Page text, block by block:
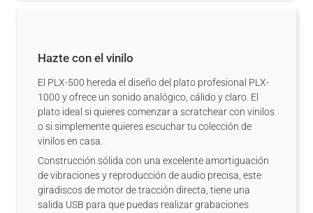
Hazte con el vinilo
El PLX-500 hereda el diseño del plato profesional PLX-
1000 y ofrece un sonido analógico, cálido y claro. El
plato ideal si quieres comenzar a scratchear con vinilos
o si simplemente quieres escuchar tu colección de
vinilos en casa.
Construcción sólida con una excelente amortiguación
de vibraciones y reproducción de audio precisa, este
giradiscos de motor de tracción directa, tiene una
salida USB para que puedas realizar grabaciones